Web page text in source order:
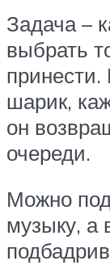
Задача –
выбрать
шарик,
он
очереди.
Можно
музыку, а